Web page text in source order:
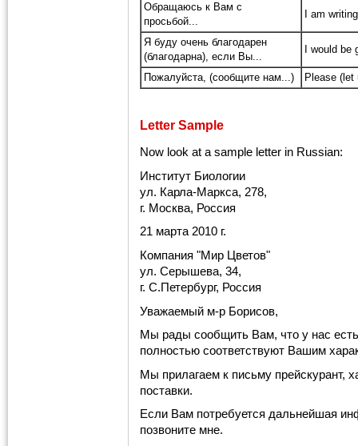
Обращаюсь к Вам с
просьбой...
I am
Я буду очень благодарен
(благодарна), если Вы...
I would
Пожалуйста, (сообщите нам...) Please (let
Letter Sample
Now look at a sample letter in Russian:
Институт Биологии
ул. Карла-Маркса, 278,
г. Москва, Россия
21 марта 2010 г.
Компания "Мир Цветов"
ул. Серышева, 34,
г. С.Петербург, Россия
Уважаемый м-р Борисов,
Мы рады сообщить Вам, что у нас
полностью соответствуют Вашим
Мы прилагаем к письму прейскурант,
поставки.
Если Вам потребуется дальнейшая
позвоните мне.